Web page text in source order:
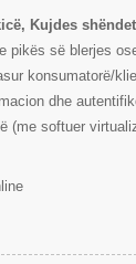
Kujdes
e pikës së blerjes
konsumatorë/
dhe
(me softuer